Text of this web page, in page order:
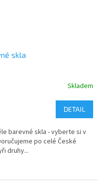
skla
Skladem
DETAIL
barevné skla - vyberte si v
po celé České
druhy...